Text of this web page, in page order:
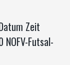
Zeit
Futsal-